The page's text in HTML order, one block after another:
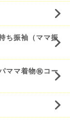
振袖（ママ振
ママ着物㊗️コー